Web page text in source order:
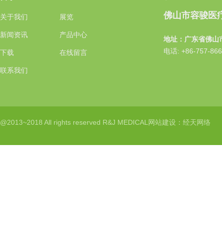
关于我们 展览
新闻资讯 产品中心
下载 在线留言
联系我们
佛山市容骏医
地址：广东省佛山
电话: +86-757-
@2013~2018 All rights reserved R&J MEDICAL 网站建设： 经天网络